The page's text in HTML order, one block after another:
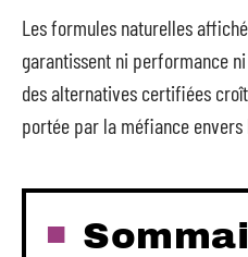
Les formules naturelles
garantissent ni performance
des alternatives certifiées
portée par la méfiance